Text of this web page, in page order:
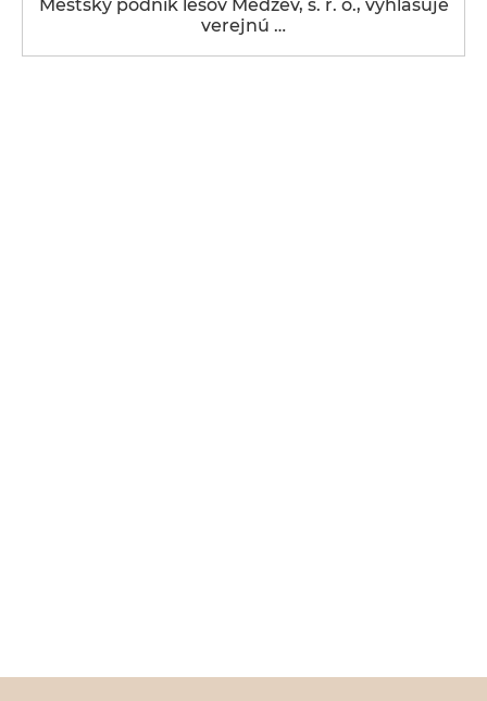
Mestský podnik lesov Medzev, s. r. o., vyhlasuje
verejnú …